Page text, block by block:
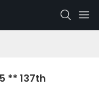
** 137th